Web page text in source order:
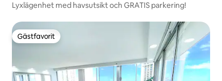
Lyxlägenhet med havsutsikt och GRATIS parkering!
Gästfavorit
Gästfavorit